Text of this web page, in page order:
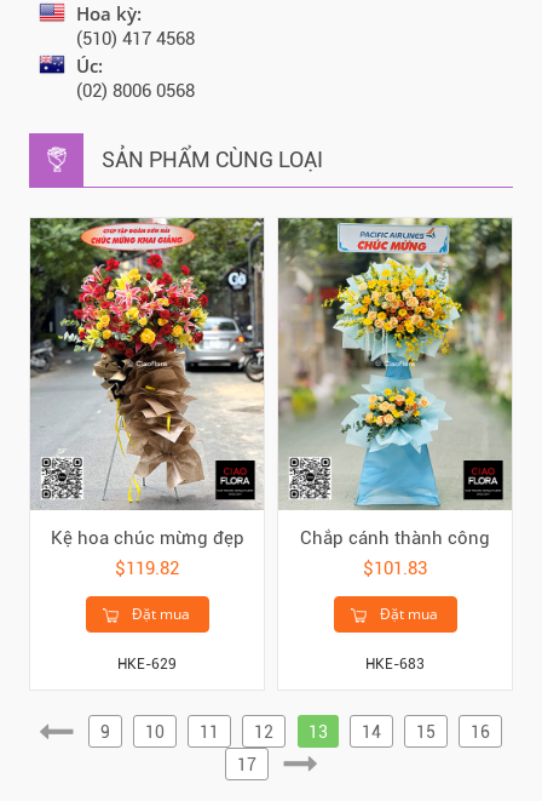
Hoa kỳ:
(510) 417 4568
Úc:
(02) 8006 0568
SẢN PHẨM CÙNG LOẠI
Kệ hoa chúc mừng đẹp
$119.82
Đặt mua
HKE-629
Chắp cánh thành công
$101.83
Đặt mua
HKE-683
9 10 11 12 13 14 15
16
17